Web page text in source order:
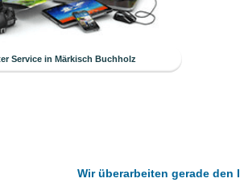
Service in Märkisch Buchholz
Wir überarbeiten gerade